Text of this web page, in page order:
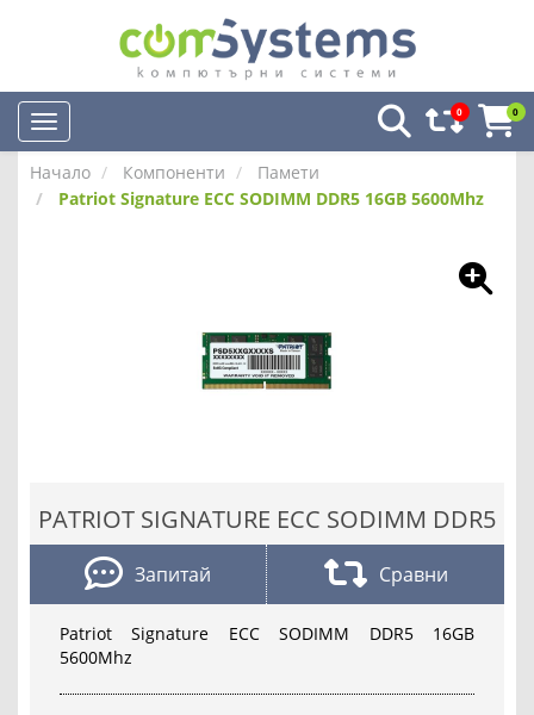
0 0
Начало Компоненти
Памети
Patriot Signature ECC SODIMM DDR5 16GB 5600Mhz
PATRIOT SIGNATURE ECC SODIMM DDR5
Запитай Сравни
Patriot Signature ECC SODIMM DDR5 16GB
5600Mhz